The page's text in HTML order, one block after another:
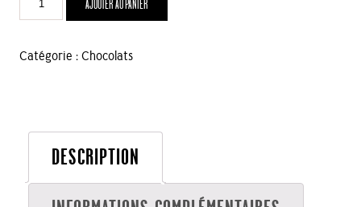
de
de
AJOUTER AU PANIER
Catégorie :Chocolats
DESCRIPTION